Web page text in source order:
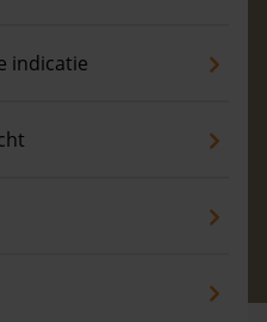
-18:00
indicatie